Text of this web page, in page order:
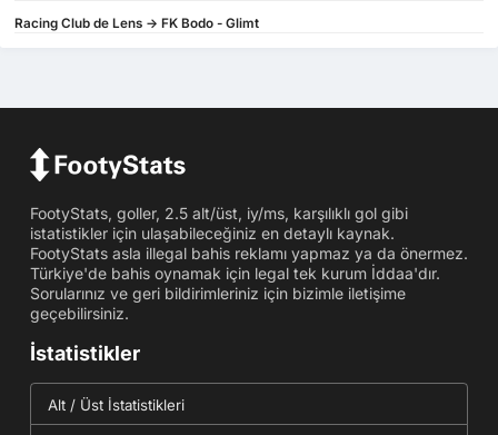
Racing Club de Lens -> FK Bodo - Glimt
FootyStats, goller, 2.5 alt/üst, iy/ms, karşılıklı gol gibi
istatistikler için ulaşabileceğiniz en detaylı kaynak.
FootyStats asla illegal bahis reklamı yapmaz ya da önermez.
Türkiye'de bahis oynamak için legal tek kurum İddaa'dır.
Sorularınız ve geri bildirimleriniz için bizimle iletişime
geçebilirsiniz.
İstatistikler
Alt / Üst İstatistikleri